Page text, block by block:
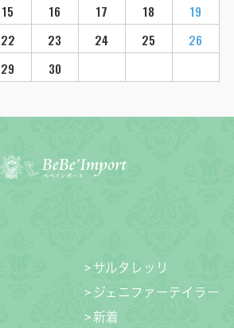
15 16 17 18
19
22 23 24 25
26
29 30
サルタレッリ
ジェニファーテイラー
新着